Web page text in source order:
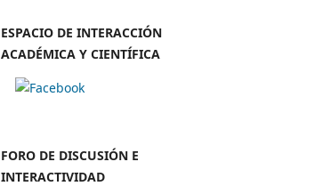
ESPACIO DE INTERACCIÓN
ACADÉMICA Y CIENTÍFICA
FORO DE DISCUSIÓN E
INTERACTIVIDAD